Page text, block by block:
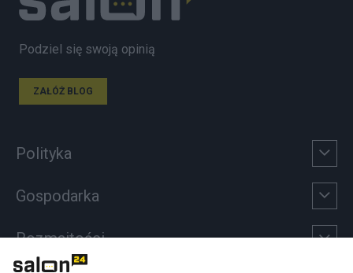
Podziel się swoją opinią
ZAŁÓŻ BLOG
Polityka
Gospodarka
Rozmaitości